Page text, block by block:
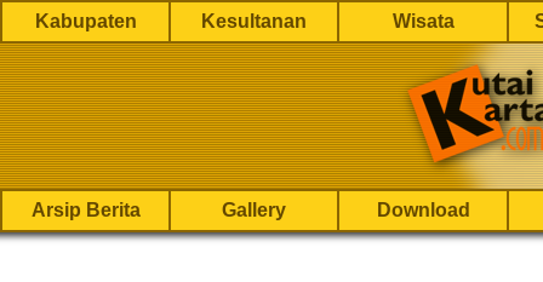
Kabupaten Kesultanan Wisata
Arsip Berita Gallery Download